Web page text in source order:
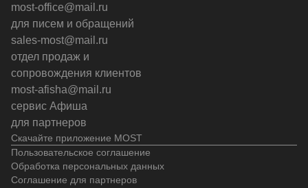
Скачайте приложение MOST
most-office@mail.ru
для писем и обращений
sales-most@mail.ru
отдел продаж и
сопровождения клиентов
most-afisha@mail.ru
сервис Афиша
для партнеров
Пользовательское соглашение
Обработка персональных данных
Соглашение для партнеров